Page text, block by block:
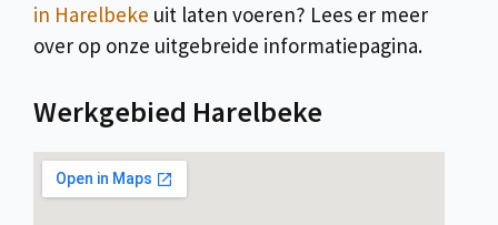
in Harelbeke uit laten voeren? Lees er meer
over op onze uitgebreide informatiepagina.
Werkgebied Harelbeke